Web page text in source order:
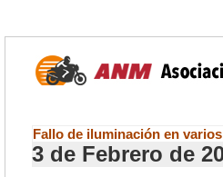
Fallo de iluminación en
3 de Febrero de